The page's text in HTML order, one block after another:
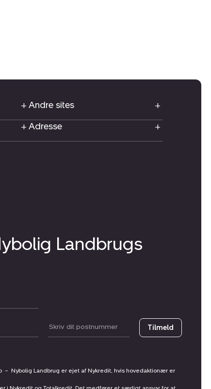
Andre sites
Adresse
Landbrugs
Postnummer Tilmeld
– Nybolig Landbrug er ejet af Nykredit, hvis hovedaktionær er